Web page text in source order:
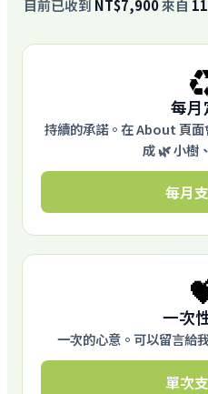
目前已收到 NT$7,900來自 11
每月
持續的承諾。在 About 頁面
成 🌿 小樹
每月
一次
一次的心意。可以留言給
單次